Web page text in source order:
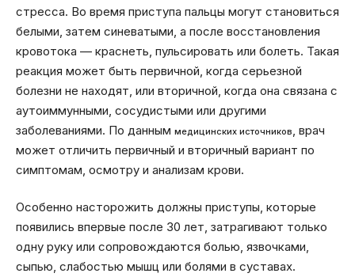
стресса. Во время приступа пальцы могут становиться
белыми, затем синеватыми, а после восстановления
кровотока — краснеть, пульсировать или болеть. Такая
реакция может быть первичной, когда серьезной
болезни не находят, или вторичной, когда она связана с
аутоиммунными, сосудистыми или другими
заболеваниями. По данным медицинских источников, врач
может отличить первичный и вторичный вариант по
симптомам, осмотру и анализам крови.
Особенно насторожить должны приступы, которые
появились впервые после 30 лет, затрагивают только
одну руку или сопровождаются болью, язвочками,
сыпью, слабостью мышц или болями в суставах.